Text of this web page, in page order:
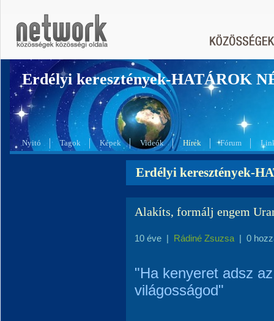
Erdélyi keresztények-HATÁROK
Nyitó Tagok Képek Videók Hírek Fórum
Erdélyi keresztények-
Alakíts, formálj engem
10 éve | Rádiné Zsuzsa | 0
"Ha kenyeret adsz
világosságod"